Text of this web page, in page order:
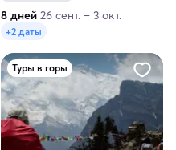
8 дней 26 сент. – 3 окт.
+2 даты
Туры в горы